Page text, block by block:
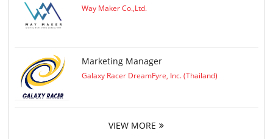
Way Maker Co.,Ltd.
Marketing Manager
Galaxy Racer DreamFyre, Inc. (Thailand)
VIEW MORE